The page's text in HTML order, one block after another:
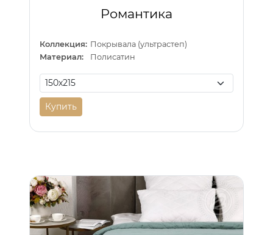
Романтика
Коллекция: Покрывала (ультрастеп)
Материал:
Полисатин
Купить